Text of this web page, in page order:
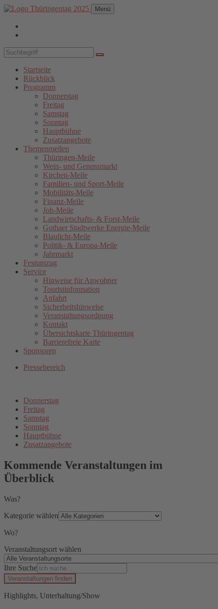
Menü
Startseite
Rückblick
Programm
Donnerstag
Freitag
Samstag
Sonntag
Hauptbühne
Zusatzangebote
Themenmeilen
Thüringen-Meile
Wein- und Genussmarkt
Kirchen-Meile
Familien- und Sport-Meile
Mobilitäts-Meile
Finanz-Meile
Job-Meile
Landwirtschafts- & Forst-Meile
Gothaer Stadtwerke Energie-Meile
Blaulicht-Meile
Politik- & Europa-Meile
Jahrmarkt
Festumzug
Service
Hinweise für Anwohner
Touristinformation
Anfahrt
Sicherheitshinweise
Veranstaltungsordnung
Kontakt
Übersichtskarte Thüringentag
Barrierefreie Karte
Sponsoren
Pressebereich
Donnerstag
Freitag
Samstag
Sonntag
Hauptbühne
Zusatzangebote
Kommende Veranstaltungen im
Überblick
Was?
Kategorie wählen
Wo?
Veranstaltungsort wählen
Ihre Suche
Veranstaltungen finden
Highlights, Unterhaltung/Show